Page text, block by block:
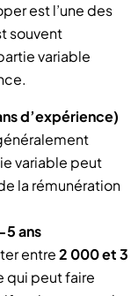
est l’une des
souvent
variable
d’expérience)
variable peut
la rémunération
5 ans
entre2 000 et 3
qui peut faire